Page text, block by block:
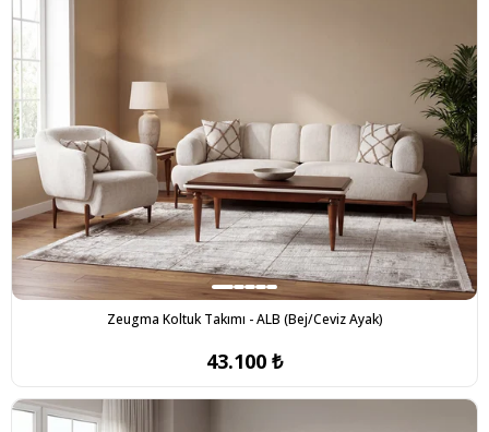
Zeugma Koltuk Takımı - ALB (Bej/Ceviz Ayak)
43.100 ₺